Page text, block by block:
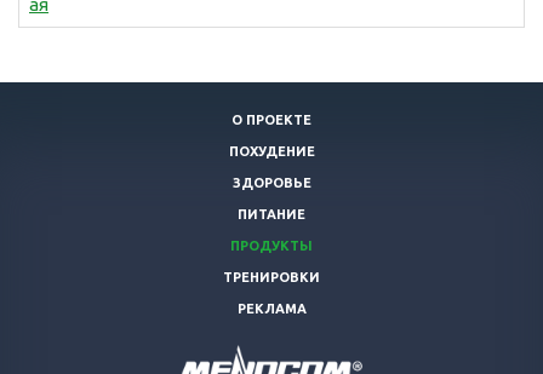
ая
О ПРОЕКТЕ
ПОХУДЕНИЕ
ЗДОРОВЬЕ
ПИТАНИЕ
ПРОДУКТЫ
ТРЕНИРОВКИ
РЕКЛАМА